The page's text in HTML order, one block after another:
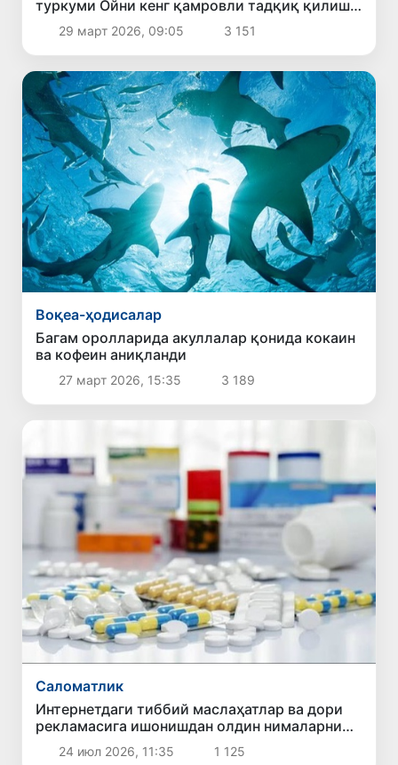
туркуми Ойни кенг қамровли тадқиқ қилиш
учун йўл очади
29 март 2026, 09:05 3 151
Воқеа-ҳодисалар
Багам оролларида акуллалар қонида кокаин
ва кофеин аниқланди
27 март 2026, 15:35 3 189
Саломатлик
Интернетдаги тиббий маслаҳатлар ва дори
рекламасига ишонишдан олдин нималарни
билиш керак?
24 июл 2026, 11:35 1 125